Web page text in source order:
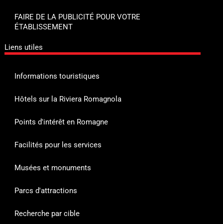
FAIRE DE LA PUBLICITÉ POUR VOTRE
ÉTABLISSEMENT
Liens utiles
Informations touristiques
Hôtels sur la Riviera Romagnola
Points d'intérêt en Romagne
Facilités pour les services
Musées et monuments
Parcs d'attractions
Recherche par cible